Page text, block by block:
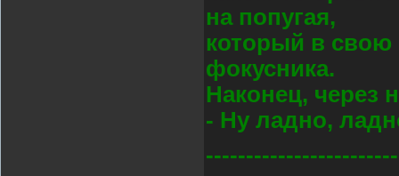
на попугая,
который в свою
фокусника.
Наконец, через
- Ну ладно,